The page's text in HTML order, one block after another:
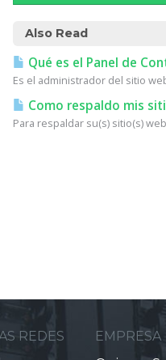
Also Read
Qué es el Panel de
Es el administrador del sitio
Como respaldo mis
Para respaldar su(s) sitio(s)
REDES
EMPRESA